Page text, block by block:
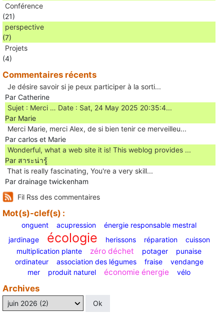
Conférence
(21)
perspective
(7)
Projets
(4)
Commentaires récents
Je désire savoir si je peux participer à la sorti...
Par Catherine
Sujet : Merci … Date : Sat, 24 May 2025 20:35:4...
Par Marie
Merci Marie, merci Alex, de si bien tenir ce merveilleu...
Par carlos et Marie
Wonderful, what a web site it is! This weblog provides ...
Par สาระน่ารู้
Ꭲhat is really fascinating, You'rе a very skill...
Par drainage twickenham
Fil Rss des commentaires
Mot(s)-clef(s) :
onguent acupression
énergie responsable mestral
jardinage
écologie herissons réparation
cuisson
multiplication plante
zéro déchet potager
punaise
ordinateur
association des légumes fraise
vendange
mer
produit naturel économie énergie vélo
Archives